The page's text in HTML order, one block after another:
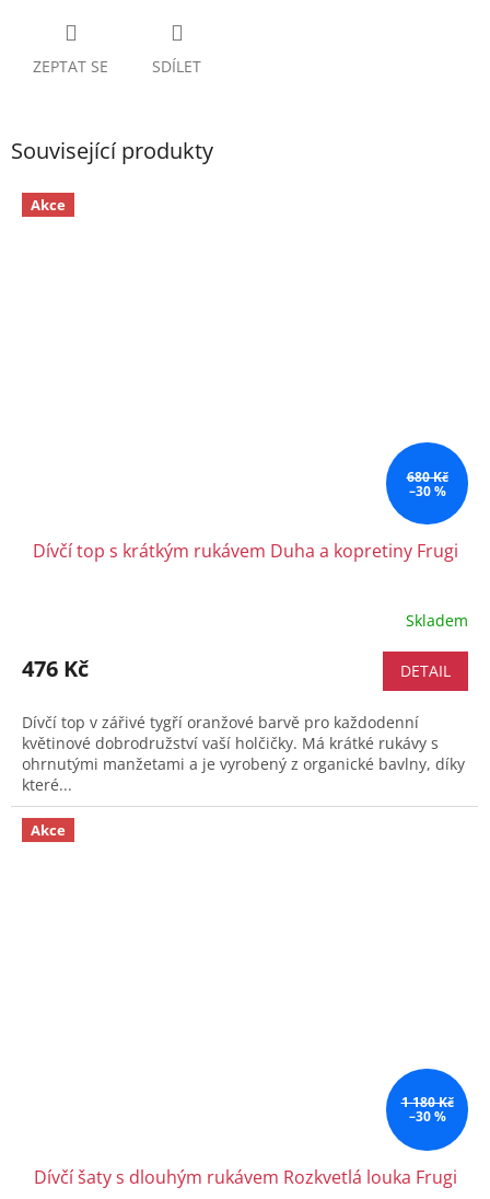
ZEPTAT SE SDÍLET
Související produkty
Akce
680 Kč
–30 %
Dívčí top s krátkým rukávem Duha a kopretiny Frugi
Skladem
476 Kč DETAIL
Dívčí top v zářivé tygří oranžové barvě pro každodenní
květinové dobrodružství vaší holčičky. Má krátké rukávy s
ohrnutými manžetami a je vyrobený z organické bavlny, díky
které...
Akce
1 180 Kč
–30 %
Dívčí šaty s dlouhým rukávem Rozkvetlá louka Frugi